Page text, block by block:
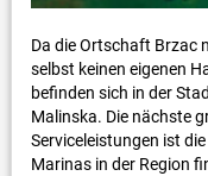
Da die Ortschaft Brzac
selbst keinen eigenen
befinden sich in der
Malinska. Die nächste
Serviceleistungen ist die
Marinas in der Region